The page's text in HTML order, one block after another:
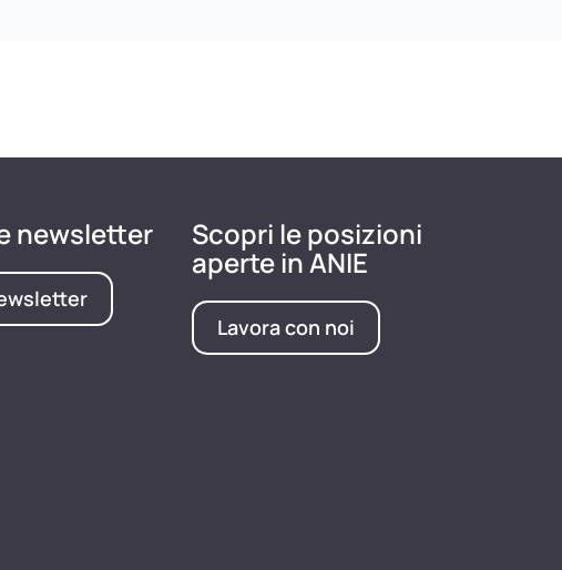
newsletter Scopri le posizioni
aperte in ANIE
Lavora con noi